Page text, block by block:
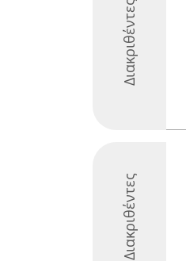
Διακριθέντες
Διακριθέντες